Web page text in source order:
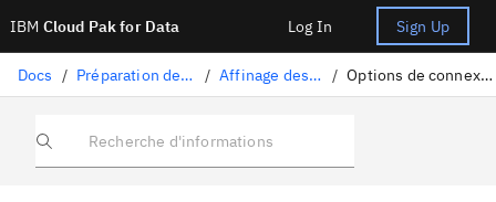
IBM Cloud Pak for Data Log In Sign Up
Docs / Préparation des données / Affinage des données / Options de connexion à la cible
Recherche d'informations